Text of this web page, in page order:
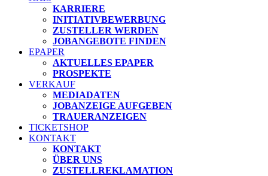
KARRIERE
INITIATIVBEWERBUNG
ZUSTELLER WERDEN
JOBANGEBOTE FINDEN
EPAPER
AKTUELLES EPAPER
PROSPEKTE
VERKAUF
MEDIADATEN
JOBANZEIGE AUFGEBEN
TRAUERANZEIGEN
TICKETSHOP
KONTAKT
KONTAKT
ÜBER UNS
ZUSTELLREKLAMATION